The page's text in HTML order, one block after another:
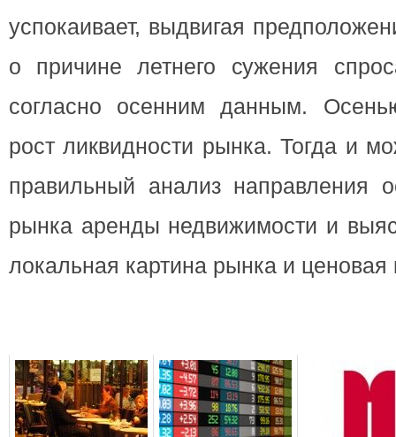
успокаивает, выдвигая
о причине летнего сужения
согласно осенним данным.
рост ликвидности рынка. Тогда и
правильный анализ направления
рынка аренды недвижимости и
локальная картина рынка и ценовая